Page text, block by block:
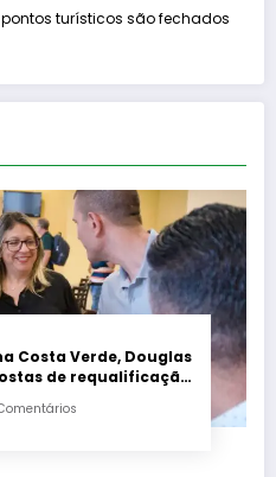
turísticos são fechados
Costa Verde, Douglas
de requalificação